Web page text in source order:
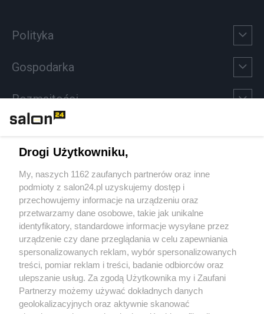
Polityka
Gospodarka
Rozmaitości
Sport
Społeczeństwo
Kultura
X Facebook Instagram Youtube
Drogi Użytkowniku,
My, naszych 1162 zaufanych partnerów oraz inne
podmioty z salon24.pl uzyskujemy dostęp i
przechowujemy informacje na urządzeniu oraz
przetwarzamy dane osobowe, takie jak unikalne
identyfikatory, standardowe informacje wysyłane przez
urządzenie czy dane przeglądania w celu zapewniania
spersonalizowanych reklam, wybór spersonalizowanych
treści, pomiar reklam i treści, badanie odbiorców oraz
ulepszanie usług. Za zgodą Użytkownika my i Zaufani
Partnerzy możemy używać dokładnych danych
geolokalizacyjnych oraz aktywnie skanować